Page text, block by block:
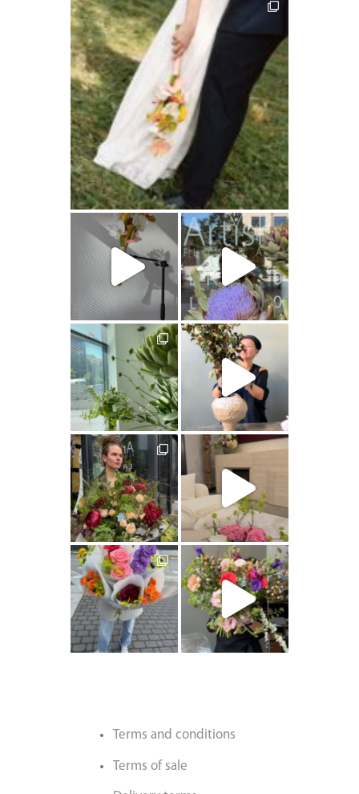
artishokflow
artishokflow artishokflow
artishokflow artishokflow
artishokflow artishokflow
artishokflow artishokflow
Terms and conditions
Terms of sale